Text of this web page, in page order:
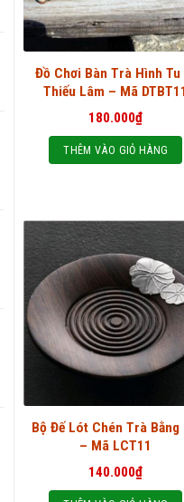
Đồ Chơi Bàn Trà Hình Tu
Thiếu Lâm – Mã
180.000₫
THÊM VÀO GIỎ HÀNG
Bộ Đế Lót Chén Trà Bằng
– Mã LCT11
140.000₫